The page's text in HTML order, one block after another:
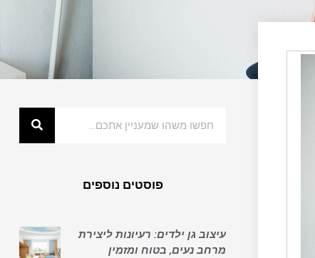
פוסטים נוספים
עיצוב גן ילדים: רעיונות ליצירת
מרחב נעים, בטוח ומזמין